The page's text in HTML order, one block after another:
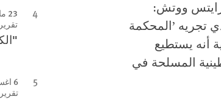
ووتش:
تجريه ’المحكمة
أنه يستطيع
المسلحة في
23 مارس/آذار 2022
تقرير
6 اغسطس/آب 2026
تقرير